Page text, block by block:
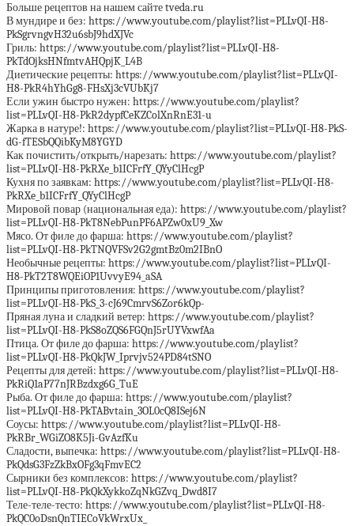
Больше рецептов на нашем сайте tveda.ru
В мундире и без: https://www.youtube.com/playlist?list=PLLvQI-H8-
PkSgrvngvH32u6sbJ9hdXJVc
Гриль: https://www.youtube.com/playlist?list=PLLvQI-H8-
PkTdOjksHNfmtvAHQpjK_L4B
Диетические рецепты: https://www.youtube.com/playlist?list=PLLvQI-
H8-PkR4hYhGg8-FHsXj3cVUbKj7
Если ужин быстро нужен: https://www.youtube.com/playlist?
list=PLLvQI-H8-PkR2dypfCeKZColXnRnE31-u
Жарка в натуре!: https://www.youtube.com/playlist?list=PLLvQI-H8-PkS-
dG-fTESbQQibKyM8YGYD
Как почистить/открыть/нарезать: https://www.youtube.com/playlist?
list=PLLvQI-H8-PkRXe_b1ICFrfY_QYyClHcgP
Кухня по заявкам: https://www.youtube.com/playlist?list=PLLvQI-H8-
PkRXe_b1ICFrfY_QYyClHcgP
Мировой повар (национальная еда): https://www.youtube.com/playlist?
list=PLLvQI-H8-PkT8NebPunPF6APZw0xU9_Xw
Мясо. От филе до фарша: https://www.youtube.com/playlist?
list=PLLvQI-H8-PkTNQVFSv2G2gmtBz0m2IBnO
Необычные рецепты: https://www.youtube.com/playlist?list=PLLvQI-
H8-PkT2T8WQEiOP1UvvyE94_aSA
Принципы приготовления: https://www.youtube.com/playlist?
list=PLLvQI-H8-PkS_3-cJ69CmrvS6Zor6kQp-
Пряная луна и сладкий ветер: https://www.youtube.com/playlist?
list=PLLvQI-H8-PkS8oZQS6FGQnJ5rUYVxwfAa
Птица. От филе до фарша: https://www.youtube.com/playlist?
list=PLLvQI-H8-PkQkJW_Iprvjv524PD84tSNO
Рецепты для детей: https://www.youtube.com/playlist?list=PLLvQI-H8-
PkRiQ1aP77nJRBzdxg6G_TuE
Рыба. От филе до фарша: https://www.youtube.com/playlist?
list=PLLvQI-H8-PkTABvtain_3OL0cQ8ISej6N
Соусы: https://www.youtube.com/playlist?list=PLLvQI-H8-
PkRBr_WGiZO8K5Ji-GvAzfKu
Сладости, выпечка: https://www.youtube.com/playlist?list=PLLvQI-H8-
PkQdsG3FzZkBxOFg3qFmvEC2
Сырники без комплексов: https://www.youtube.com/playlist?
list=PLLvQI-H8-PkQkXykkoZqNkGZvq_Dwd8I7
Теле-теле-тесто: https://www.youtube.com/playlist?list=PLLvQI-H8-
PkQC0oDsnQnTIECoVkWrxUx_